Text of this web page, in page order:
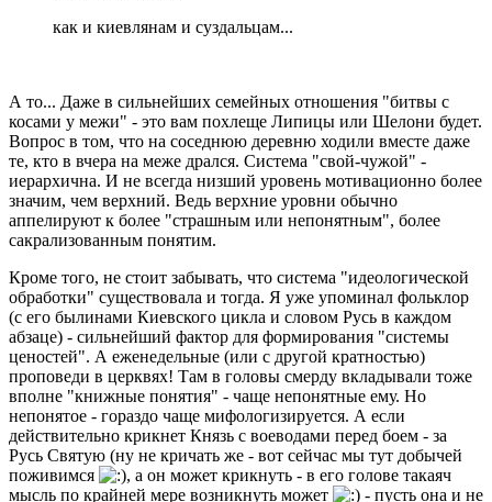
как и киевлянам и суздальцам...
А то... Даже в сильнейших семейных отношения "битвы с
косами у межи" - это вам похлеще Липицы или Шелони будет.
Вопрос в том, что на соседнюю деревню ходили вместе даже
те, кто в вчера на меже дрался. Система "свой-чужой" -
иерархична. И не всегда низший уровень мотивационно более
значим, чем верхний. Ведь верхние уровни обычно
аппелируют к более "страшным или непонятным", более
сакрализованным понятим.
Кроме того, не стоит забывать, что система "идеологической
обработки" существовала и тогда. Я уже упоминал фольклор
(с его былинами Киевского цикла и словом Русь в каждом
абзаце) - сильнейший фактор для формирования "системы
ценостей". А еженедельные (или с другой кратностью)
проповеди в церквях! Там в головы смерду вкладывали тоже
вполне "книжные понятия" - чаще непонятные ему. Но
непонятое - гораздо чаще мифологизируется. А если
действительно крикнет Князь с воеводами перед боем - за
Русь Святую (ну не кричать же - вот сейчас мы тут добычей
поживимся
, а он может крикнуть - в его голове такаяч
мысль по крайней мере возникнуть может
- пусть она и не